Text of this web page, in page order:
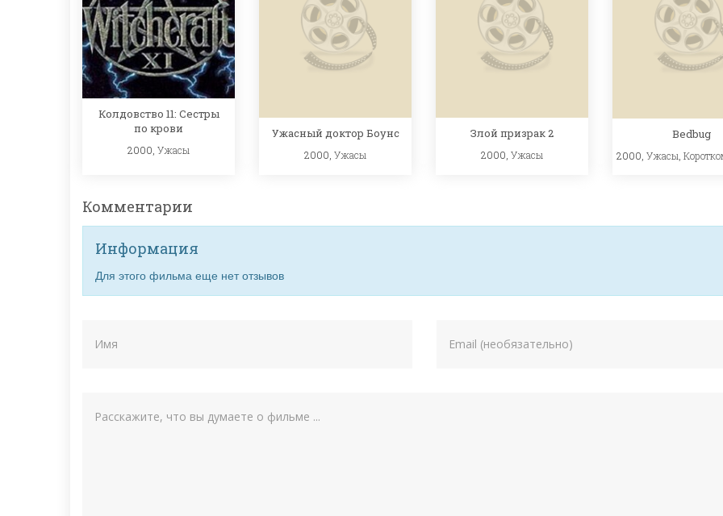
Колдовство 11: Сестры
по крови
2000, Ужасы
Ужасный доктор Боунс
2000, Ужасы
Злой призрак 2
2000, Ужасы
Bedbug
2000, Ужасы,
Комментарии
Информация
Для этого фильма еще нет отзывов